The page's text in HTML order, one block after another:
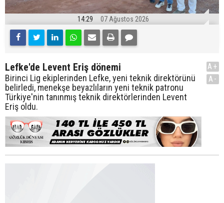
14:29 07 Ağustos 2026
Lefke'de Levent Eriş dönemi
Birinci Lig ekiplerinden Lefke, yeni teknik direktörünü
belirledi, menekşe beyazlıların yeni teknik patronu
Türkiye'nin tanınmış teknik direktörlerinden Levent
Eriş oldu.
A+
A-